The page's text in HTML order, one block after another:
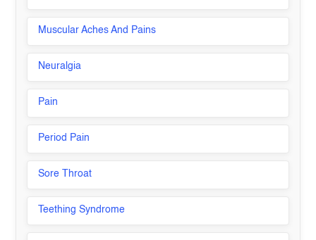
Muscular Aches And Pains
Neuralgia
Pain
Period Pain
Sore Throat
Teething Syndrome